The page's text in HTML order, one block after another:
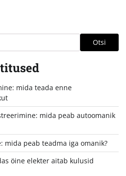
Otsi
mida teada enne
mida peab autoomanik
mida peab teadma iga omanik?
öine elekter aitab kulusid